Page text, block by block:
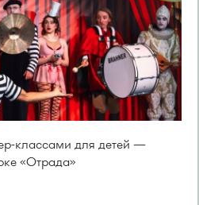
классами для детей —
«Отрада»